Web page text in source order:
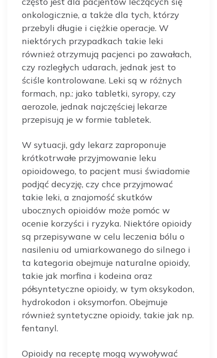
onkologicznie, a także dla tych, którzy
przebyli długie i ciężkie operacje. W
niektórych przypadkach takie leki
również otrzymują pacjenci po zawałach,
czy rozległych udarach, jednak jest to
ściśle kontrolowane. Leki są w różnych
formach, np.: jako tabletki, syropy, czy
aerozole, jednak najczęściej lekarze
przepisują je w formie tabletek.
W sytuacji, gdy lekarz zaproponuje
krótkotrwałe przyjmowanie leku
opioidowego, to pacjent musi świadomie
podjąć decyzję, czy chce przyjmować
takie leki, a znajomość skutków
ubocznych opioidów może pomóc w
ocenie korzyści i ryzyka. Niektóre opioidy
są przepisywane w celu leczenia bólu o
nasileniu od umiarkowanego do silnego i
ta kategoria obejmuje naturalne opioidy,
takie jak morfina i kodeina oraz
półsyntetyczne opioidy, w tym oksykodon,
hydrokodon i oksymorfon. Obejmuje
również syntetyczne opioidy, takie jak np.
fentanyl.
Opioidy na receptę mogą wywoływać